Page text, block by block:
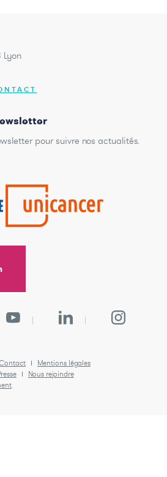
Lyon
pour suivre nos actualités.
Mentions légales
Nous rejoindre